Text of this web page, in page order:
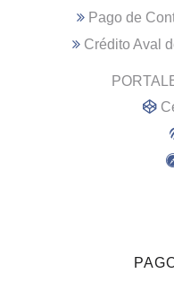
Pago de
Crédito Aval